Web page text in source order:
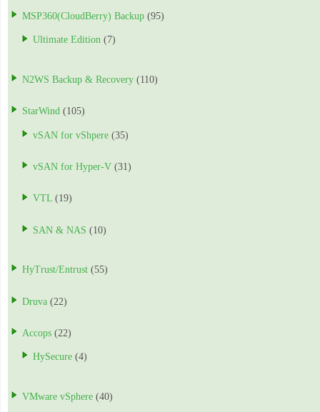
MSP360(CloudBerry) Backup (95)
Ultimate Edition (7)
N2WS Backup & Recovery (110)
StarWind (105)
vSAN for vShpere (35)
vSAN for Hyper-V (31)
VTL (19)
SAN & NAS (10)
HyTrust/Entrust (55)
Druva (22)
Accops (22)
HySecure (4)
VMware vSphere (40)